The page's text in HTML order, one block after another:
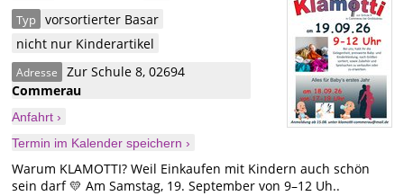
Typ vorsortierter Basar
nicht nur Kinderartikel
Adresse Zur Schule 8,02694
Commerau
Anfahrt ›
Termin im Kalender speichern ›
Warum KLAMOTTI? Weil Einkaufen mit Kindern auch schön
sein darf 💛 Am Samstag, 19. September von 9–12 Uh..